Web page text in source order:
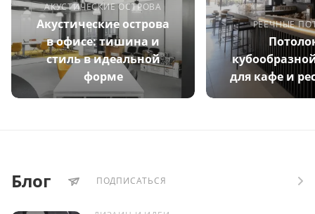
АКУСТИЧЕСКИЕ ОСТРОВА
Акустические острова
в офисе: тишина и
стиль в идеальной
форме
РЕЕЧНЫЕ
для кафе и
Блог ПОДПИСАТЬСЯ